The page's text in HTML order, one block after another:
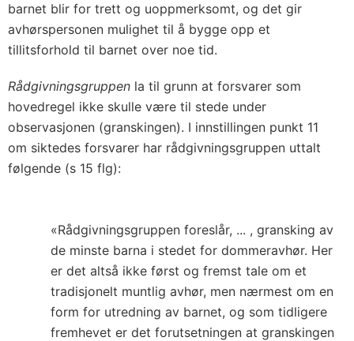
barnet blir for trett og uoppmerksomt, og det gir
avhørspersonen mulighet til å bygge opp et
tillitsforhold til barnet over noe tid.
Rådgivningsgruppen la til grunn at forsvarer som
hovedregel ikke skulle være til stede under
observasjonen (granskingen). I innstillingen punkt 11
om siktedes forsvarer har rådgivningsgruppen uttalt
følgende (s 15 flg):
«Rådgivningsgruppen foreslår, ... , gransking av
de minste barna i stedet for dommeravhør. Her
er det altså ikke først og fremst tale om et
tradisjonelt muntlig avhør, men nærmest om en
form for utredning av barnet, og som tidligere
fremhevet er det forutsetningen at granskingen